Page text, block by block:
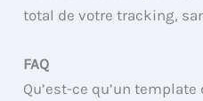
total de votre tracking,
FAQ
Qu’est-ce qu’un template